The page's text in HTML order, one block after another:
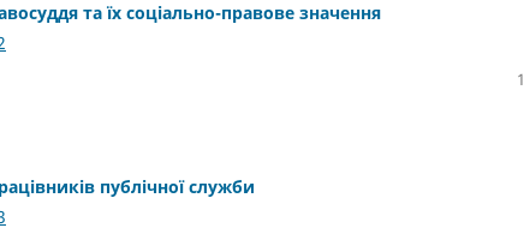
та їх соціально-правове значення
публічної служби